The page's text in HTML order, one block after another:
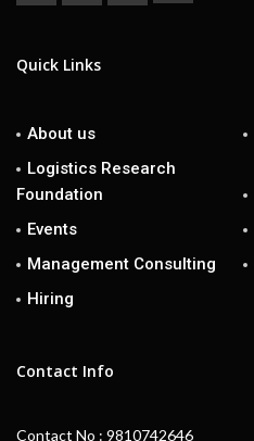
Quick Links
About us
Logistics Research
Foundation
Events
Management Consulting
Hiring
Contact Info
Contact No : 9810742646